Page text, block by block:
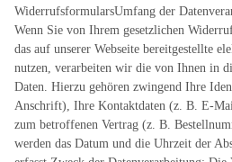
WiderrufsformularsUmfang der
Wenn Sie von Ihrem gesetzlichen
das auf unserer Webseite bereitgestellte
nutzen, verarbeiten wir die von Ihnen in
Daten. Hierzu gehören zwingend Ihre
Anschrift), Ihre Kontaktdaten (z. B. E-
zum betroffenen Vertrag (z. B.
werden das Datum und die Uhrzeit der